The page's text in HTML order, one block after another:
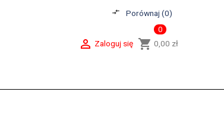
compare_arrows Porównaj (0)
shopping_cart
0
0,00 zł
 Zaloguj się